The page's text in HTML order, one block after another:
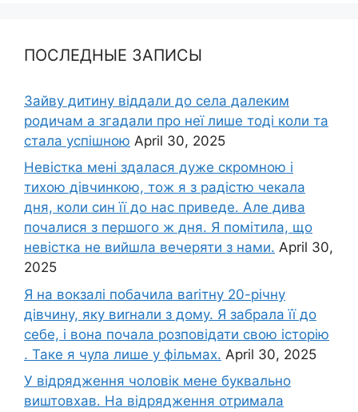
ПОСЛЕДНЫЕ ЗАПИСЫ
Зайву дитину віддали до села далеким
родичам а згадали про неї лише тоді коли та
стала успішною April 30, 2025
Невістка мені здалася дуже скромною і
тихою дівчинкою, тож я з радістю чекала
дня, коли син її до нас приведе. Але дива
почалися з першого ж дня. Я помітила, що
невістка не вийшла вечеряти з нами. April 30,
2025
Я на вокзалі побачила ваrітну 20-річну
дівчину, яку виrнали з дому. Я забрала її до
себе, і вона почала розповідати свою історію
. Таке я чула лише у фільмах. April 30, 2025
У відрядження чоловік мене буквально
виштовхав. На відрядження отримала